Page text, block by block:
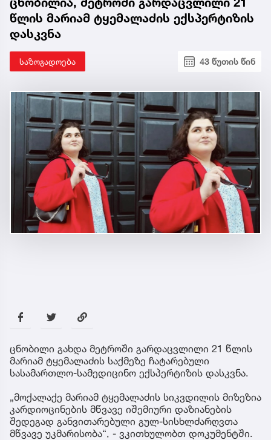
წლის მარიამ ტყემალაძის ექსპერტიზის
დასკვნა
საზოგადოება 43 წუთის წინ
ცნობილი გახდა მეტროში გარდაცვლილი 21 წლის
მარიამ ტყემალაძის საქმეზე ჩატარებული
სასამართლო-სამედიცინო ექსპერტიზის დასკვნა.
„მოქალაქე მარიამ ტყემალაძის სიკვდილის მიზეზია
კარდიოცინების მწვავე იშემიური დაზიანების
შედეგად განვითარებული გულ-სისხლძარღვთა
მწვავე უკმარისობა“, - ვკითხულობთ დოკუმენტში.